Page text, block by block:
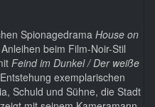
SpionagedramaHouse on
beim Film-Noir-Stil
Feind im Dunkel / Der weiße
exemplarischen
Schuld und Sühne, die Stadt